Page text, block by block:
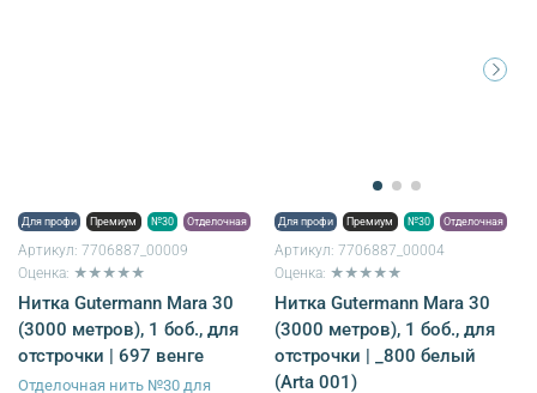
Для профи Премиум №30 Отделочная
Артикул: 7706887_00009
Оценка: ★★★★★
Нитка Gutermann Mara 30
(3000 метров), 1 боб., для
отстрочки | 697 венге
Отделочная нить №30 для
Для профи Премиум №30 Отделочная
Артикул: 7706887_00004
Оценка: ★★★★★
Нитка Gutermann Mara 30
(3000 метров), 1 боб., для
отстрочки | _800 белый
(Arta 001)